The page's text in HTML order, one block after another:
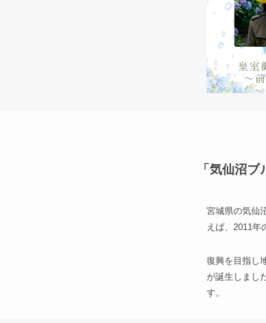
「気仙沼
宮城県の気仙
えば、2011年
復興を目指し
が誕生しまし
す。